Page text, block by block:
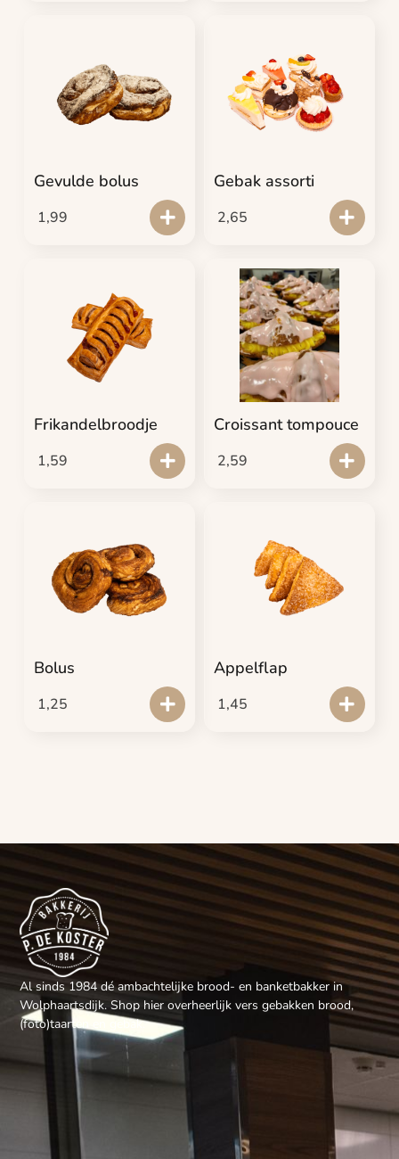
Gevulde bolus
1,99
Gebak assorti
2,65
Frikandelbroodje
1,59
Croissant tompouce
2,59
Bolus
1,25
Appelflap
1,45
Al sinds 1984 dé ambachtelijke brood- en banketbakker in
Wolphaartsdijk. Shop hier overheerlijk vers gebakken brood,
(foto)taarten en gebak.